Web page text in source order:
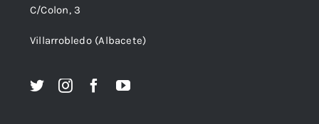
C/Colon, 3
Villarrobledo (Albacete)